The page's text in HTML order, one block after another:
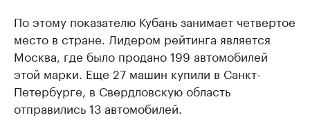
По этому показателю Кубань занимает четвертое
место в стране. Лидером рейтинга является
Москва, где было продано 199 автомобилей
этой марки. Еще 27 машин купили в Санкт-
Петербурге, в Свердловскую область
отправились 13 автомобилей.